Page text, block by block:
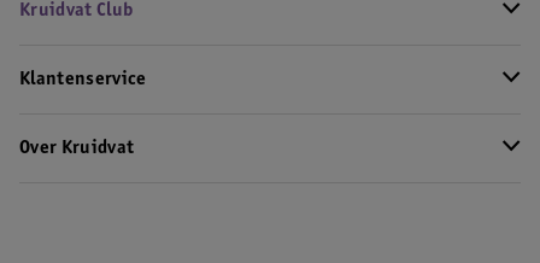
Kruidvat Club
Klantenservice
Over Kruidvat